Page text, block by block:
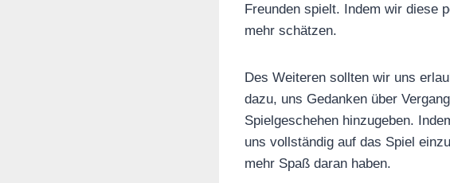
Freunden spielt. Indem wir diese
mehr schätzen.
Des Weiteren sollten wir uns
dazu, uns Gedanken über
Spielgeschehen hinzugeben.
uns vollständig auf das Spiel
mehr Spaß daran haben.